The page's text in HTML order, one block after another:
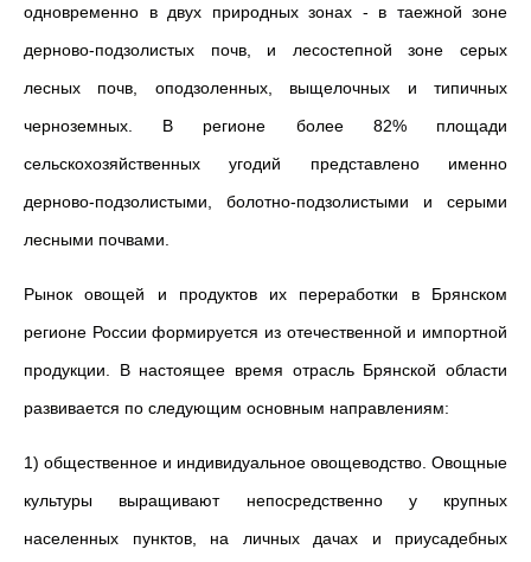
одновременно в двух природных зонах - в таежной зоне
дерново-подзолистых почв, и лесостепной зоне серых
лесных почв, оподзоленных, выщелочных и типичных
черноземных. В регионе более 82% площади
сельскохозяйственных угодий представлено именно
дерново-подзолистыми, болотно-подзолистыми и серыми
лесными почвами.
Рынок овощей и продуктов их переработки в Брянском
регионе России формируется из отечественной и импортной
продукции. В настоящее время отрасль Брянской области
развивается по следующим основным направлениям:
1) общественное и индивидуальное овощеводство. Овощные
культуры выращивают непосредственно у крупных
населенных пунктов, на личных дачах и приусадебных